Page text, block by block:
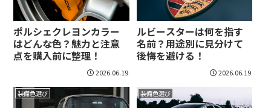
ポルシェクレヨンカラー
はどんな色？魅力と注意
点を購入前に整理！
2026.06.19
ルビースターは何を指す
名前？用途別に見分けて
後悔を避ける！
2026.06.19
装備色選び 装備色選び